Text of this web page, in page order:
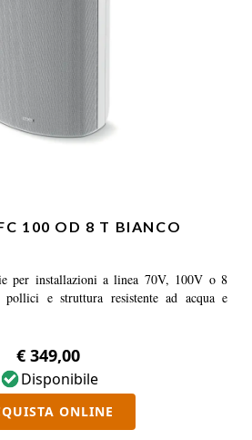
100 OD 8 T BIANCO
per installazioni a linea 70V, 100V o 8
e struttura resistente ad acqua e
€ 349,00
Disponibile
ONLINE